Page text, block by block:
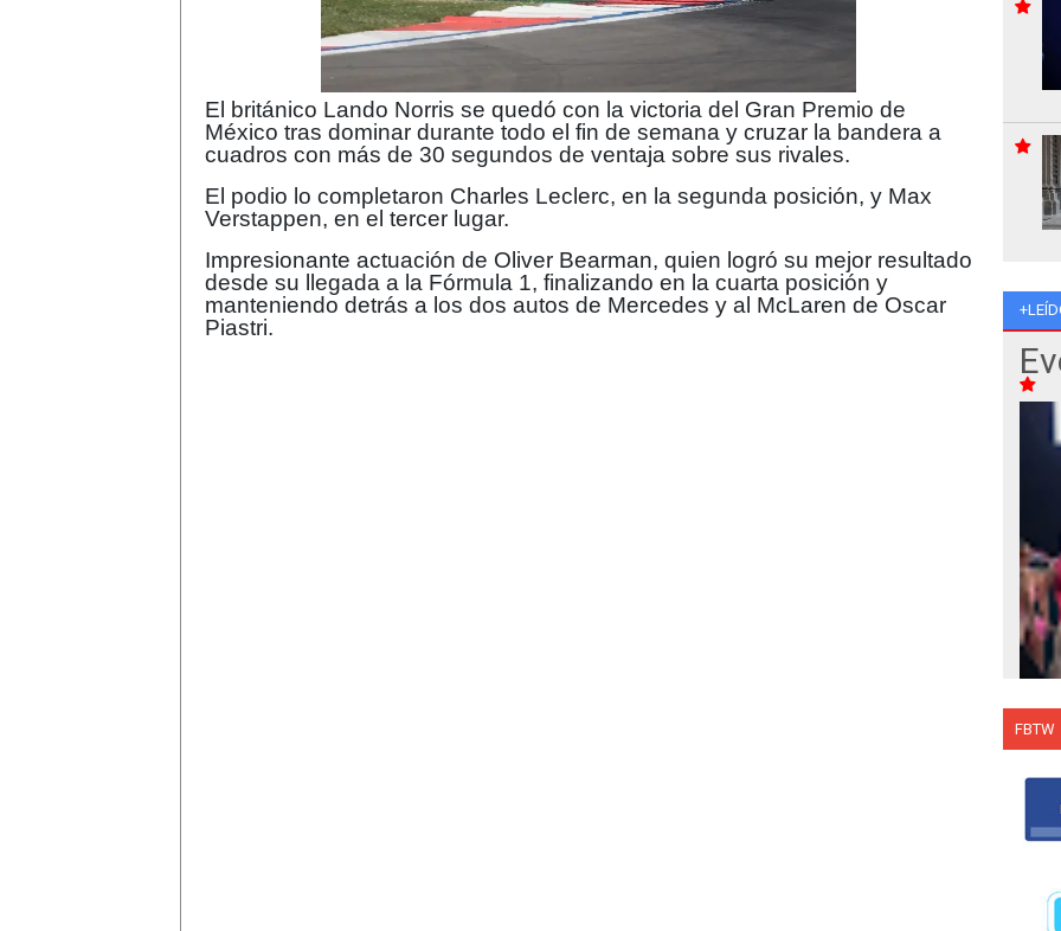
El británico Lando Norris se quedó con la victoria del Gran Premio de
México tras dominar durante todo el fin de semana y cruzar la bandera a
cuadros con más de 30 segundos de ventaja sobre sus rivales.
El podio lo completaron Charles Leclerc, en la segunda posición, y Max
Verstappen, en el tercer lugar.
Impresionante actuación de Oliver Bearman, quien logró su mejor resultado
desde su llegada a la Fórmula 1, finalizando en la cuarta posición y
manteniendo detrás a los dos autos de Mercedes y al McLaren de Oscar
Piastri.
en
Jun
- El
FBTW